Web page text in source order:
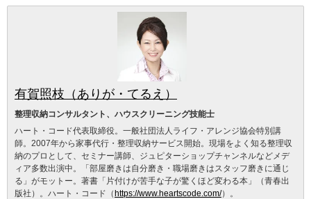
有賀照枝（ありが・てるえ）
整理収納コンサルタント、ハウスクリーニング技能士
ハート・コード代表取締役。一般社団法人ライフ・アレンジ協会特別講
師。2007年から家事代行・整理収納サービス開始。現場をよく知る整理収
納のプロとして、セミナー講師、ジュピターショップチャンネルなどメデ
ィア多数出演中。「部屋磨きは自分磨き・職場磨きはスタッフ磨きに通じ
る」がモットー。著書「片付けが苦手な子が驚くほど変わる本」（青春出
版社）。ハート・コード（https://www.heartscode.com/）。